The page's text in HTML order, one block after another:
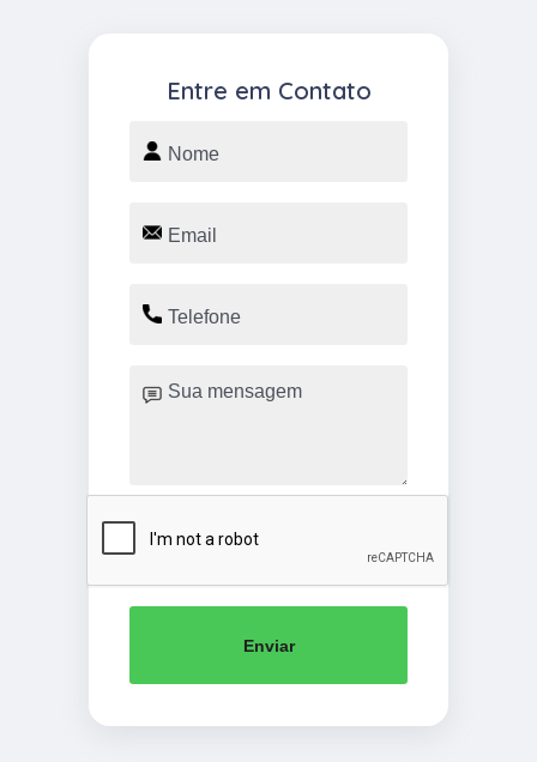
Entre em Contato
Enviar